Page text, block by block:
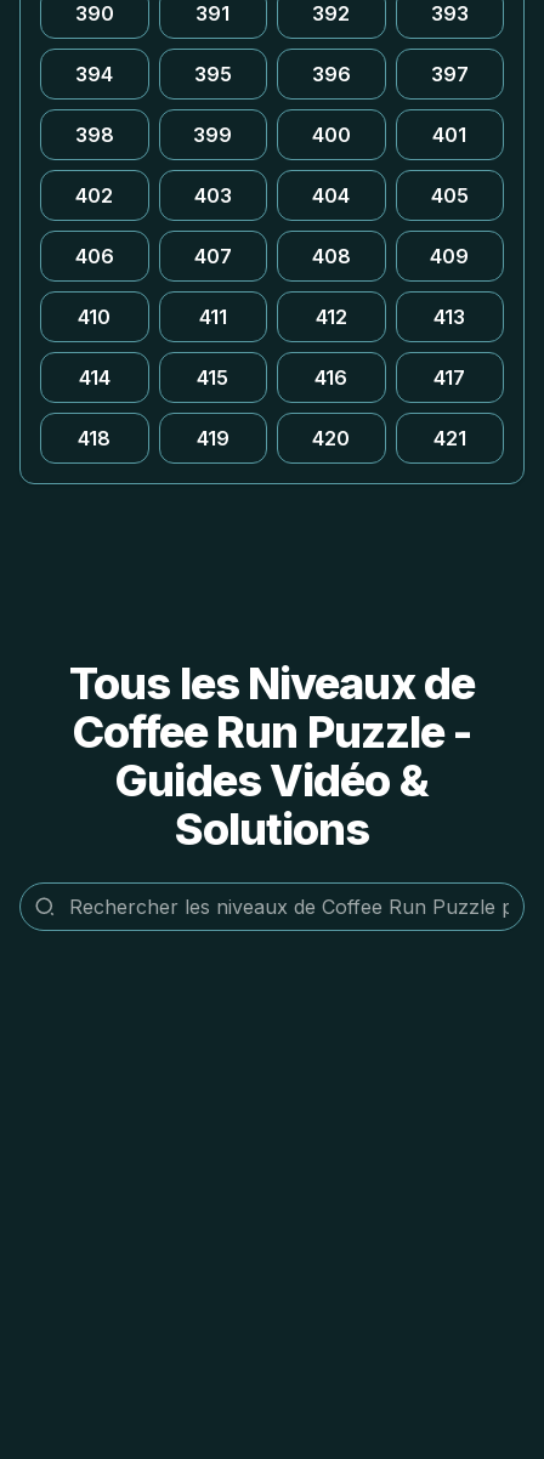
390 391 392 393
394 395 396 397
398 399 400 401
402 403 404 405
406 407 408 409
410 411 412 413
414 415 416 417
418 419 420 421
Tous les Niveaux de
Coffee Run Puzzle -
Guides Vidéo &
Solutions